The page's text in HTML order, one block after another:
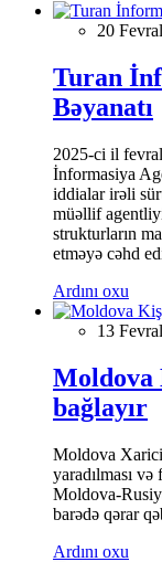
20
Turan
Bəyanatı
2025-ci il
İnformasiya
iddialar irəli
müəllif
strukturların
etməyə cəhd
Ardını oxu
13
Moldova
bağlayır
Moldova
yaradılması
Moldova-
barədə qərar
Ardını oxu